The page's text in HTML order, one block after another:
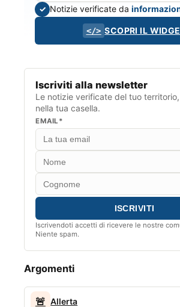
✓ Notizie verificate da
</> SCOPRI IL
Iscriviti alla newsletter
Le notizie verificate del tuo
nella tua casella.
EMAIL*
Iscrivendoti accetti di ricevere le nostre
Niente spam.
Argomenti
🚨 Allerta